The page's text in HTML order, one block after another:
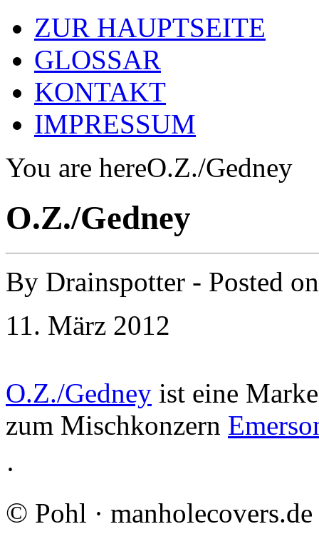
ZUR HAUPTSEITE
GLOSSAR
KONTAKT
IMPRESSUM
You are hereO.Z./Gedney
O.Z./Gedney
By Drainspotter - Posted
11. März 2012
O.Z./Gedney ist eine
zum Mischkonzern
·
© Pohl · manholecovers.de